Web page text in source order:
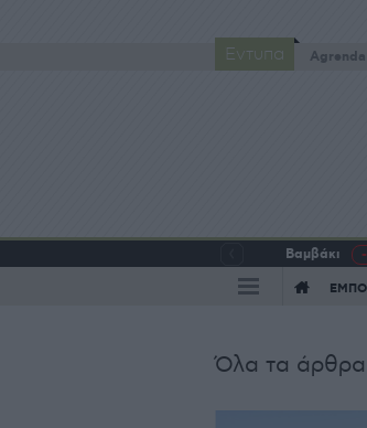
Έντυπα Agrenda
Βαμβάκι
Όλα τα